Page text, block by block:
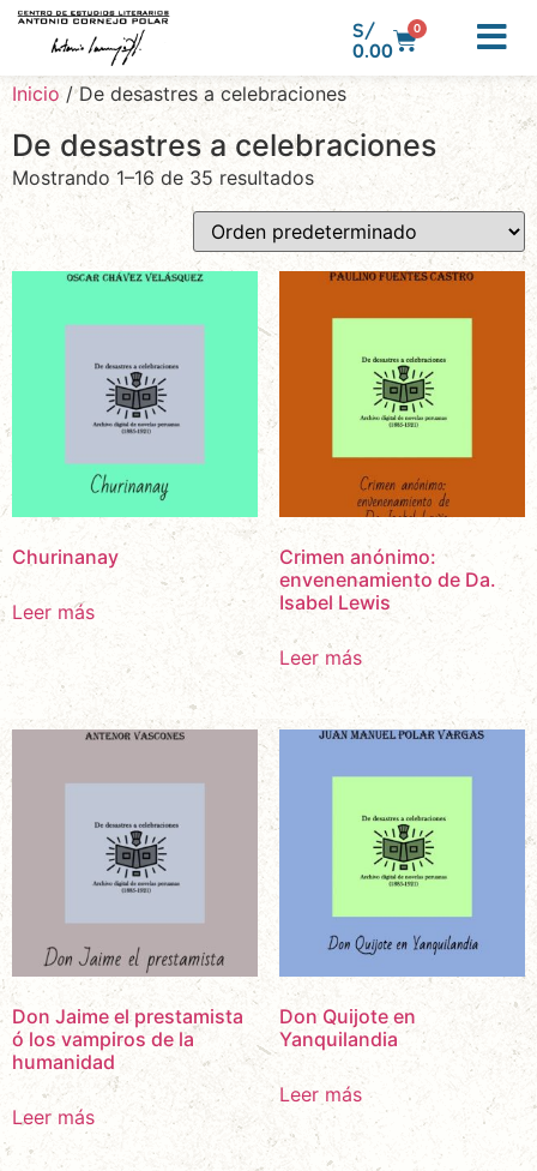
S/
0.00
0
Inicio/ De desastres a celebraciones
De desastres a celebraciones
Mostrando 1–16 de 35 resultados
Churinanay
Leer más
Crimen anónimo:
envenenamiento de Da.
Isabel Lewis
Leer más
Don Jaime el prestamista
ó los vampiros de la
humanidad
Leer más
Don Quijote en
Yanquilandia
Leer más